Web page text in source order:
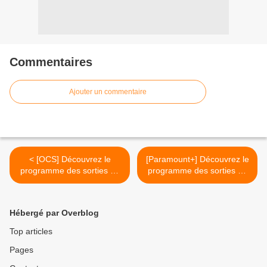
Commentaires
Ajouter un commentaire
< [OCS] Découvrez le
programme des sorties de
mai 2024 !
[Paramount+] Découvrez le
programme des sorties de
mai 2024 ! >
Hébergé par Overblog
Top articles
Pages